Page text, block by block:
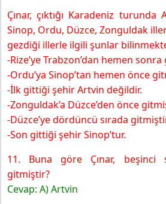
Çınar, çıktığı Karadeniz turunda
Sinop, Ordu, Düzce, Zonguldak
gezdiği illerle ilgili şunlar
-Rize’ye Trabzon’dan hemen
-Ordu’ya Sinop’tan hemen önce
-İlk gittiği şehir Artvin değildir.
-Zonguldak’a Düzce’den önce
-Düzce’ye dördüncü sırada
-Son gittiği şehir Sinop’tur.
11. Buna göre Çınar, beşinci
gitmiştir?
Cevap: A) Artvin